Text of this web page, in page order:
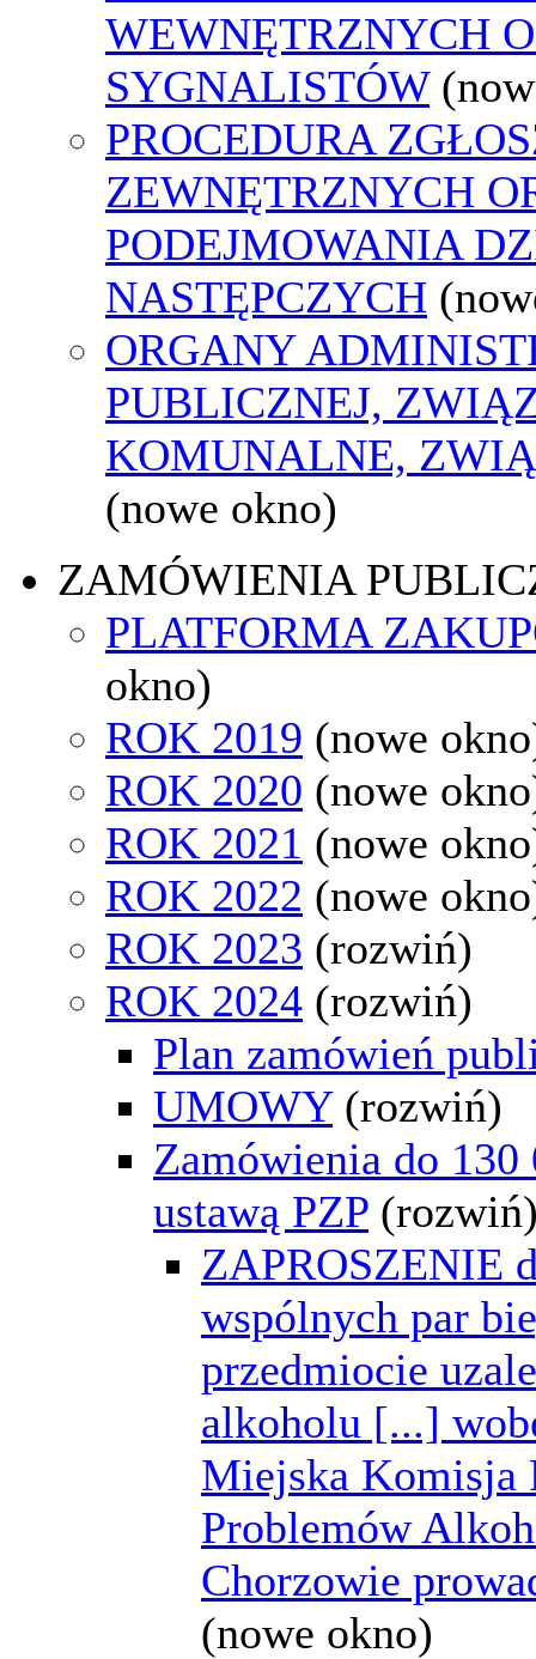
WEWNĘTRZNYCH
SYGNALISTÓW
PROCEDURA
ZEWNĘTRZNYCH
PODEJMOWANIA
NASTĘPCZYCH
ORGANY
PUBLICZNEJ,
KOMUNALNE,
(nowe okno)
ZAMÓWIENIA
PLATFORMA
okno)
ROK 2019 (nowe
ROK 2020 (nowe
ROK 2021 (nowe
ROK 2022 (nowe
ROK 2023 (rozwiń)
ROK 2024 (rozwiń)
Plan zamówień
UMOWY (rozwiń)
Zamówienia do 130
ustawą PZP
ZAPROSZENIE
wspólnych par
przedmiocie
alkoholu [...]
Miejska Komisja
Problemów
Chorzowie
(nowe okno)